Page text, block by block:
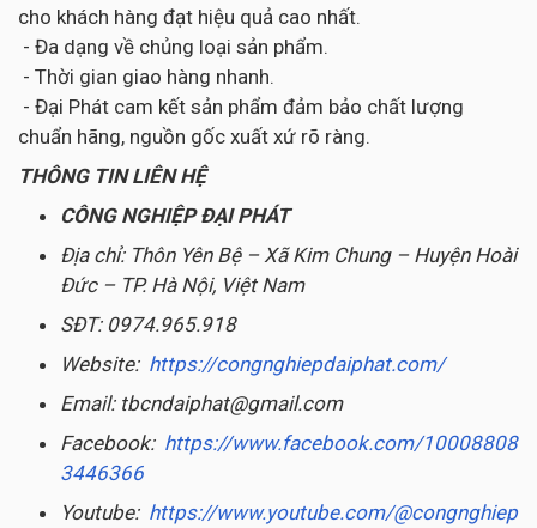
cho khách hàng đạt hiệu quả cao nhất.
- Đa dạng về chủng loại sản phẩm.
- Thời gian giao hàng nhanh.
- Đại Phát cam kết sản phẩm đảm bảo chất lượng
chuẩn hãng, nguồn gốc xuất xứ rõ ràng.
THÔNG TIN LIÊN HỆ
CÔNG NGHIỆP ĐẠI PHÁT
Địa chỉ: Thôn Yên Bệ – Xã Kim Chung – Huyện Hoài
Đức – TP. Hà Nội, Việt Nam
SĐT: 0974.965.918
Website: https://congnghiepdaiphat.com/
Email: tbcndaiphat@gmail.com
Facebook: https://www.facebook.com/10008808
3446366
Youtube: https://www.youtube.com/@congnghiep